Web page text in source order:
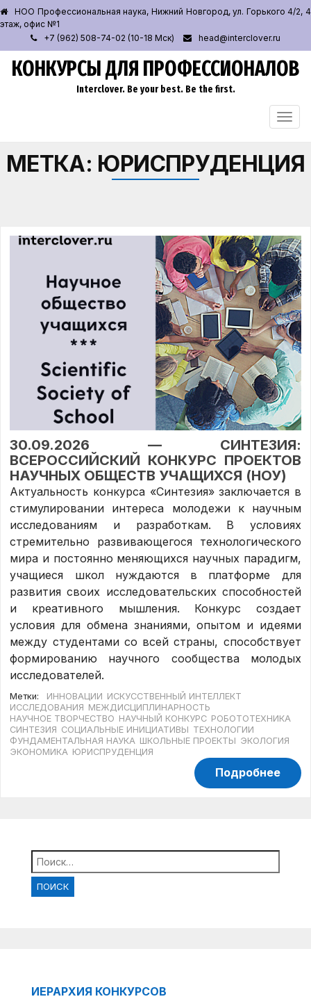
НОО Профессиональная наука, Нижний Новгород, ул. Горького 4/2, 4
этаж, офис №1
+7 (962) 508-74-02 (10-18 Мск)
head@interclover.ru
КОНКУРСЫ ДЛЯ ПРОФЕССИОНАЛОВ
Interclover. Be your best. Be the first.
МЕТКА: ЮРИСПРУДЕНЦИЯ
30.09.2026 — СИНТЕЗИЯ:
ВСЕРОССИЙСКИЙ КОНКУРС ПРОЕКТОВ
НАУЧНЫХ ОБЩЕСТВ УЧАЩИХСЯ (НОУ)
Актуальность конкурса «Синтезия» заключается в
стимулировании интереса молодежи к научным
исследованиям и разработкам. В условиях
стремительно развивающегося технологического
мира и постоянно меняющихся научных парадигм,
учащиеся школ нуждаются в платформе для
развития своих исследовательских способностей
и креативного мышления. Конкурс создает
условия для обмена знаниями, опытом и идеями
между студентами со всей страны, способствует
формированию научного сообщества молодых
исследователей.
Метки: ИННОВАЦИИ ИСКУССТВЕННЫЙ ИНТЕЛЛЕКТ
ИССЛЕДОВАНИЯ МЕЖДИСЦИПЛИНАРНОСТЬ
НАУЧНОЕ ТВОРЧЕСТВО НАУЧНЫЙ КОНКУРС РОБОТОТЕХНИКА
СИНТЕЗИЯ СОЦИАЛЬНЫЕ ИНИЦИАТИВЫ ТЕХНОЛОГИИ
ФУНДАМЕНТАЛЬНАЯ НАУКА ШКОЛЬНЫЕ ПРОЕКТЫ ЭКОЛОГИЯ
ЭКОНОМИКА ЮРИСПРУДЕНЦИЯ
Подробнее
Найти:
ИЕРАРХИЯ КОНКУРСОВ